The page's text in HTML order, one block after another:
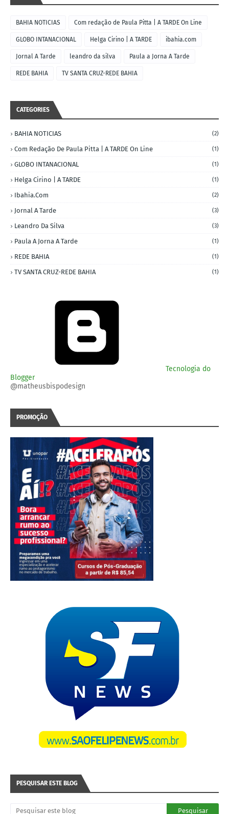
BAHIA NOTICIAS Com redação de Paula Pitta | A TARDE On Line
GLOBO INTANACIONAL Helga Cirino | A TARDE ibahia.com
Jornal A Tarde leandro da silva Paula a Jorna A Tarde
REDE BAHIA TV SANTA CRUZ-REDE BAHIA
CATEGORIES
BAHIA NOTICIAS (2)
Com Redação De Paula Pitta | A TARDE On Line (1)
GLOBO INTANACIONAL (1)
Helga Cirino | A TARDE (1)
Ibahia.com (2)
Jornal A Tarde (3)
Leandro Da Silva (3)
Paula A Jorna A Tarde (1)
REDE BAHIA (1)
TV SANTA CRUZ-REDE BAHIA (1)
Tecnologia do
Blogger
@matheusbispodesign
PROMOÇÃO
PESQUISAR ESTE BLOG